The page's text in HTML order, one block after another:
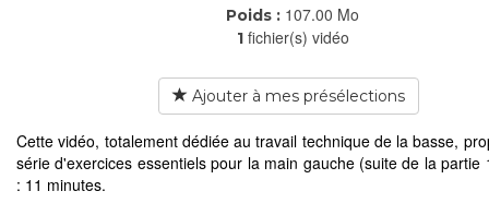
Poids : 107.00 Mo
1 fichier(s) vidéo
Ajouter à mes présélections
Cette vidéo, totalement dédiée au travail technique de la basse,
série d'exercices essentiels pour la main gauche (suite de la partie
: 11 minutes.